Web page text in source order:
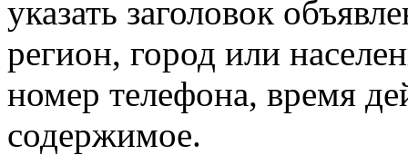
указать заголовок
регион, город или
номер телефона, время
содержимое.